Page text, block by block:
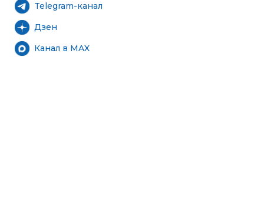
Telegram-канал
Дзен
Канал в MAX